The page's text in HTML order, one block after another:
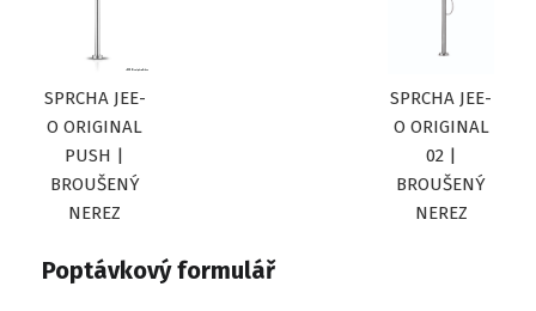
SPRCHA JEE-
O ORIGINAL
PUSH |
BROUŠENÝ
NEREZ
SPRCHA JEE-
O ORIGINAL
02 |
BROUŠENÝ
NEREZ
Poptávkový formulář